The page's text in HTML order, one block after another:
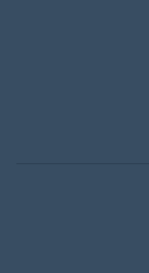
Infórmese bien:
Evitar el riesgo